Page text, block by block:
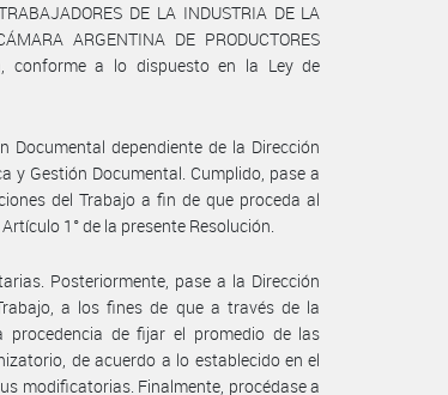
DE LA INDUSTRIA DE LA
ARGENTINA DE PRODUCTORES
conforme a lo dispuesto en la Ley de
Documental dependiente de la Dirección
y Gestión Documental. Cumplido, pase a
del Trabajo a fin de que proceda al
1° de la presente Resolución.
Posteriormente, pase a la Dirección
a los fines de que a través de la
procedencia de fijar el promedio de las
de acuerdo a lo establecido en el
modificatorias. Finalmente, procédase a